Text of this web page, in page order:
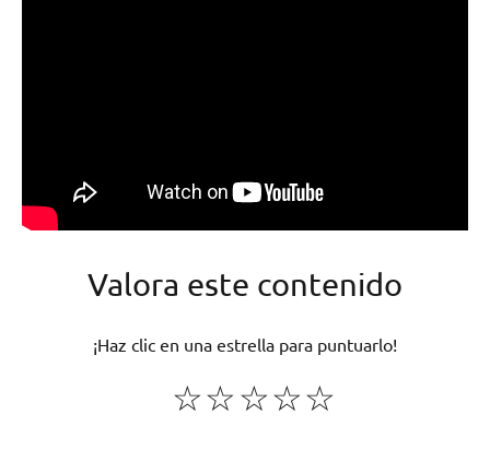
Valora este contenido
¡Haz clic en una estrella para puntuarlo!
☆
☆
☆
☆
☆